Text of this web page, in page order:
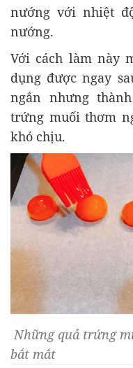
nướng với nhiệt
nướng.
Với cách làm này
dụng được ngay
ngắn nhưng
trứng muối thơm
khó chịu.
Những quả trứng
bắt mắt